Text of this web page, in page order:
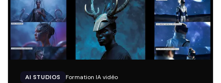
AI STUDIOS Formation IA vidéo